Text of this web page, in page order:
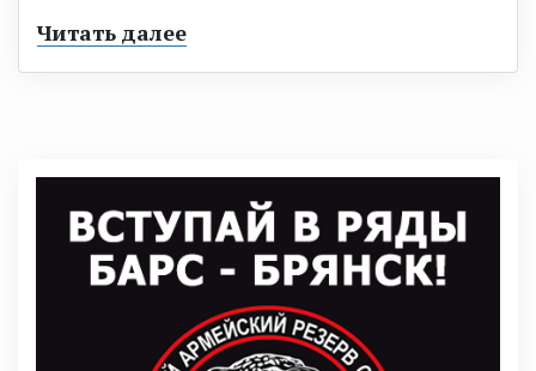
Читать далее